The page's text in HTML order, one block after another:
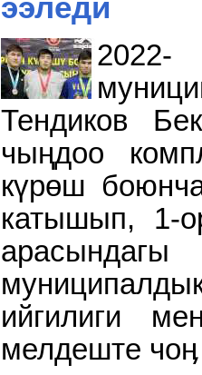
Тендиков
чыңдоо
күрөш
катышып, 1-
ийгилиги
мелдеште чоӊ